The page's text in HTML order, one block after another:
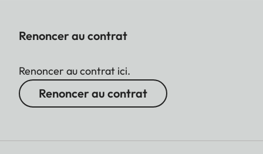
Renoncer au contrat
Renoncer au contrat ici.
Renoncer au contrat